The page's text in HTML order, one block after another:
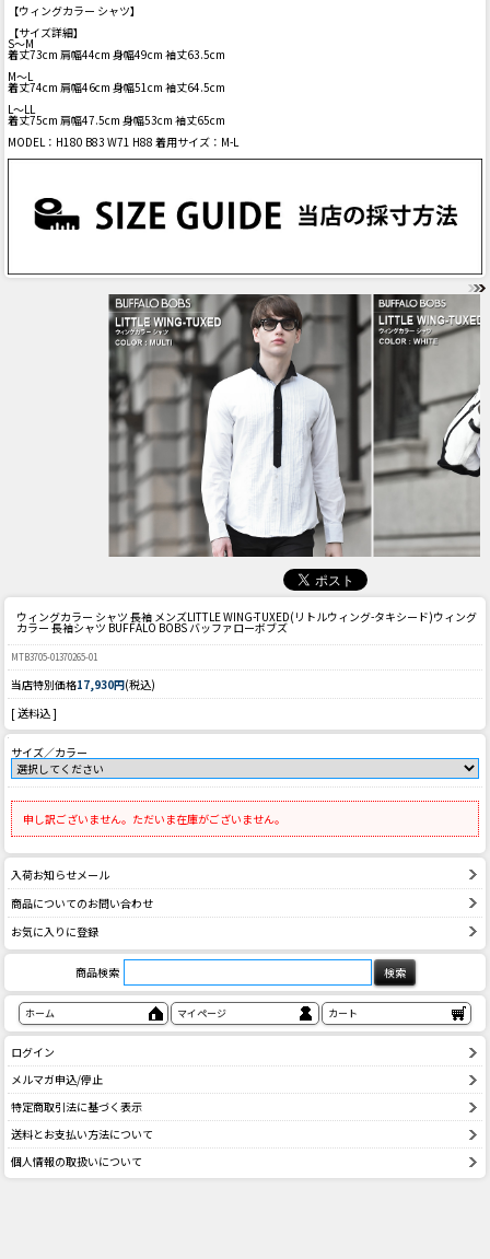
【ウィングカラー シャツ】
【サイズ詳細】
S～M
着丈73cm 肩幅44cm 身幅49cm 袖丈63.5cm
M～L
着丈74cm 肩幅46cm 身幅51cm 袖丈64.5cm
L～LL
着丈75cm 肩幅47.5cm 身幅53cm 袖丈65cm
MODEL：H180 B83 W71 H88 着用サイズ：M-L
ウィングカラー シャツ 長袖 メンズLITTLE WING-TUXED(リトルウィング-タキシード)ウィング
カラー 長袖シャツ BUFFALO BOBS バッファローボブズ
MTB3705-01370265-01
当店特別価格17,930円(税込)
[ 送料込 ]
サイズ／カラー
申し訳ございません。ただいま在庫がございません。
入荷お知らせメール
商品についてのお問い合わせ
お気に入りに登録
商品検索
ホーム マイページ カート
ログイン
メルマガ申込/停止
特定商取引法に基づく表示
送料とお支払い方法について
個人情報の取扱いについて